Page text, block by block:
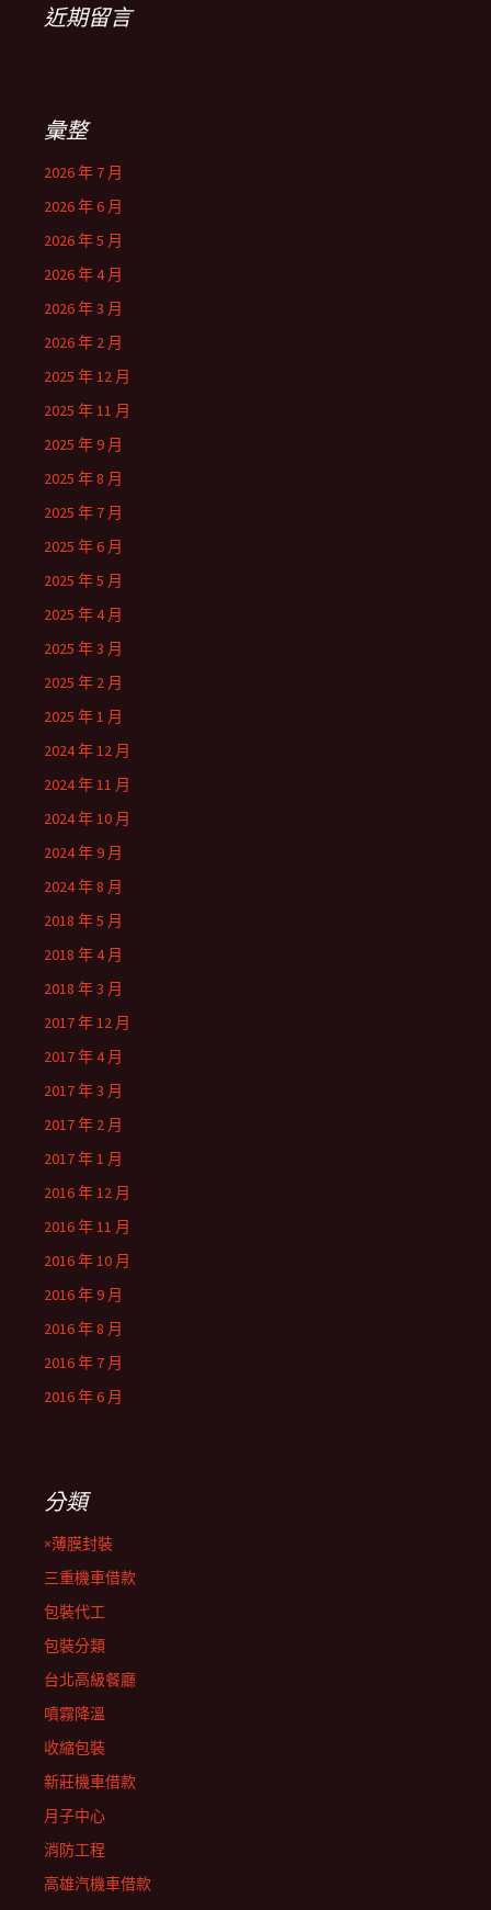
近期留言
彙整
2026 年 7 月
2026 年 6 月
2026 年 5 月
2026 年 4 月
2026 年 3 月
2026 年 2 月
2025 年 12 月
2025 年 11 月
2025 年 9 月
2025 年 8 月
2025 年 7 月
2025 年 6 月
2025 年 5 月
2025 年 4 月
2025 年 3 月
2025 年 2 月
2025 年 1 月
2024 年 12 月
2024 年 11 月
2024 年 10 月
2024 年 9 月
2024 年 8 月
2018 年 5 月
2018 年 4 月
2018 年 3 月
2017 年 12 月
2017 年 4 月
2017 年 3 月
2017 年 2 月
2017 年 1 月
2016 年 12 月
2016 年 11 月
2016 年 10 月
2016 年 9 月
2016 年 8 月
2016 年 7 月
2016 年 6 月
分類
×薄膜封裝
三重機車借款
包裝代工
包裝分類
台北高級餐廳
噴霧降溫
收縮包裝
新莊機車借款
月子中心
消防工程
高雄汽機車借款